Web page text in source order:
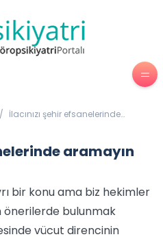
/ İlacınızı şehir efsanelerinde
aramayın
bir konu ama biz hekimler
önerilerde bulunmak
vücut direncinin